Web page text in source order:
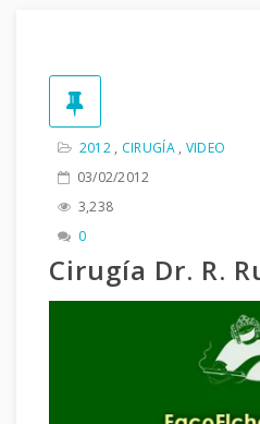
2012, CIRUGÍA, VIDEO
03/02/2012
3,238
0
Cirugía Dr. R.